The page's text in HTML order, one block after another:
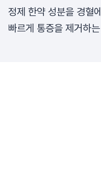
정제 한약 성분을 경혈
빠르게 통증을 제거하는